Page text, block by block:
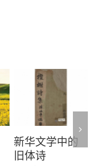
螺钿留芳：碧
山亭贺仪镜框